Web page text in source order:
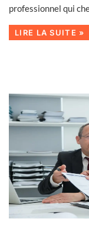
professionnel qui
LIRE LA SUITE »